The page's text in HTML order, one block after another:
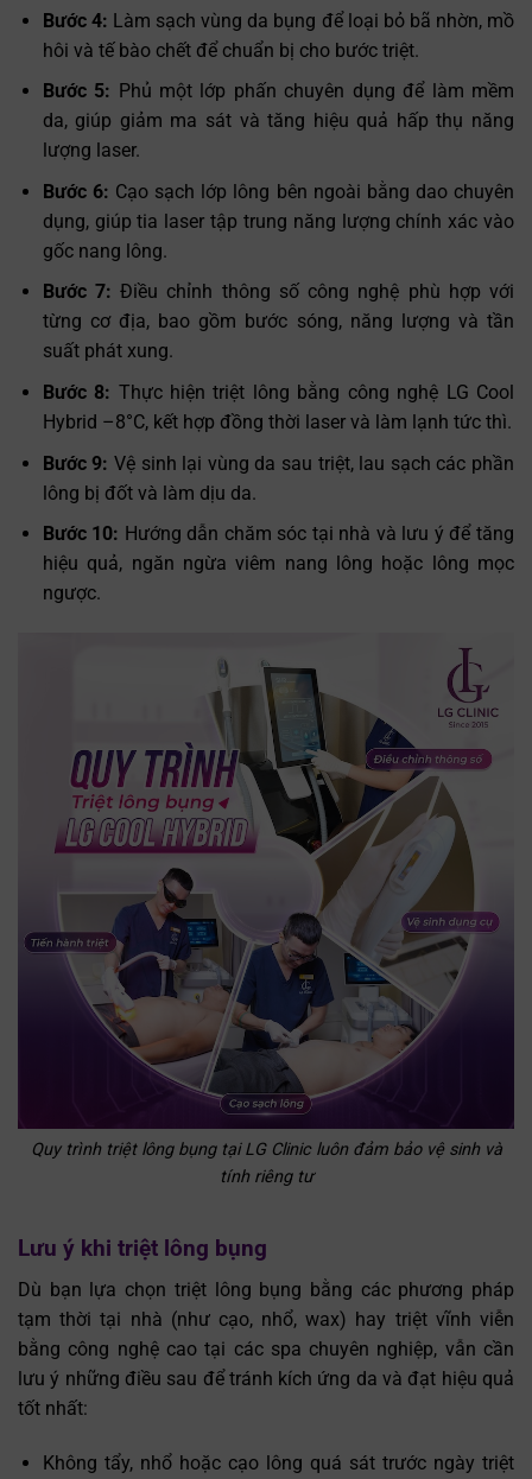
Bước 4: Làm sạch vùng da bụng để loại bỏ bã nhờn, mồ
hôi và tế bào chết để chuẩn bị cho bước triệt.
Bước 5: Phủ một lớp phấn chuyên dụng để làm mềm
da, giúp giảm ma sát và tăng hiệu quả hấp thụ năng
lượng laser.
Bước 6: Cạo sạch lớp lông bên ngoài bằng dao chuyên
dụng, giúp tia laser tập trung năng lượng chính xác vào
gốc nang lông.
Bước 7:Điều chỉnh thông số công nghệ phù hợp với
từng cơ địa, bao gồm bước sóng, năng lượng và tần
suất phát xung.
Bước 8: Thực hiện triệt lông bằng công nghệ LG Cool
Hybrid –8°C, kết hợp đồng thời laser và làm lạnh tức thì.
Bước 9: Vệ sinh lại vùng da sau triệt, lau sạch các phần
lông bị đốt và làm dịu da.
Bước 10: Hướng dẫn chăm sóc tại nhà và lưu ý để tăng
hiệu quả, ngăn ngừa viêm nang lông hoặc lông mọc
ngược.
Quy trình triệt lông bụng tại LG Clinic luôn đảm bảo vệ sinh và
tính riêng tư
Lưu ý khi triệt lông bụng
Dù bạn lựa chọn triệt lông bụng bằng các phương pháp
tạm thời tại nhà (như cạo, nhổ, wax) hay triệt vĩnh viễn
bằng công nghệ cao tại các spa chuyên nghiệp, vẫn cần
lưu ý những điều sau để tránh kích ứng da và đạt hiệu quả
tốt nhất:
Không tẩy, nhổ hoặc cạo lông quá sát trước ngày triệt